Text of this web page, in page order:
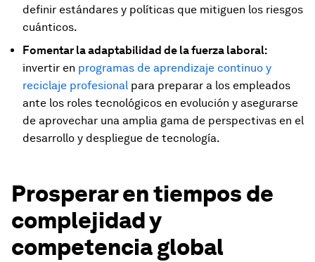
definir estándares y políticas que mitiguen los riesgos
cuánticos.
Fomentar la adaptabilidad de la fuerza laboral:
invertir en programas de aprendizaje continuo y
reciclaje profesional para preparar a los empleados
ante los roles tecnológicos en evolución y asegurarse
de aprovechar una amplia gama de perspectivas en el
desarrollo y despliegue de tecnología.
Prosperar en tiempos de
complejidad y
competencia global